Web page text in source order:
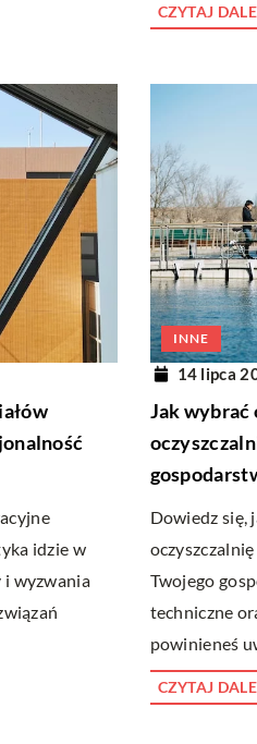
CZYTAJ
idzie w
i wyzwania
INNE
14 lipca
Jak wybrać
Dowiedz się,
Twojego
techniczne
powinieneś
CZYTAJ